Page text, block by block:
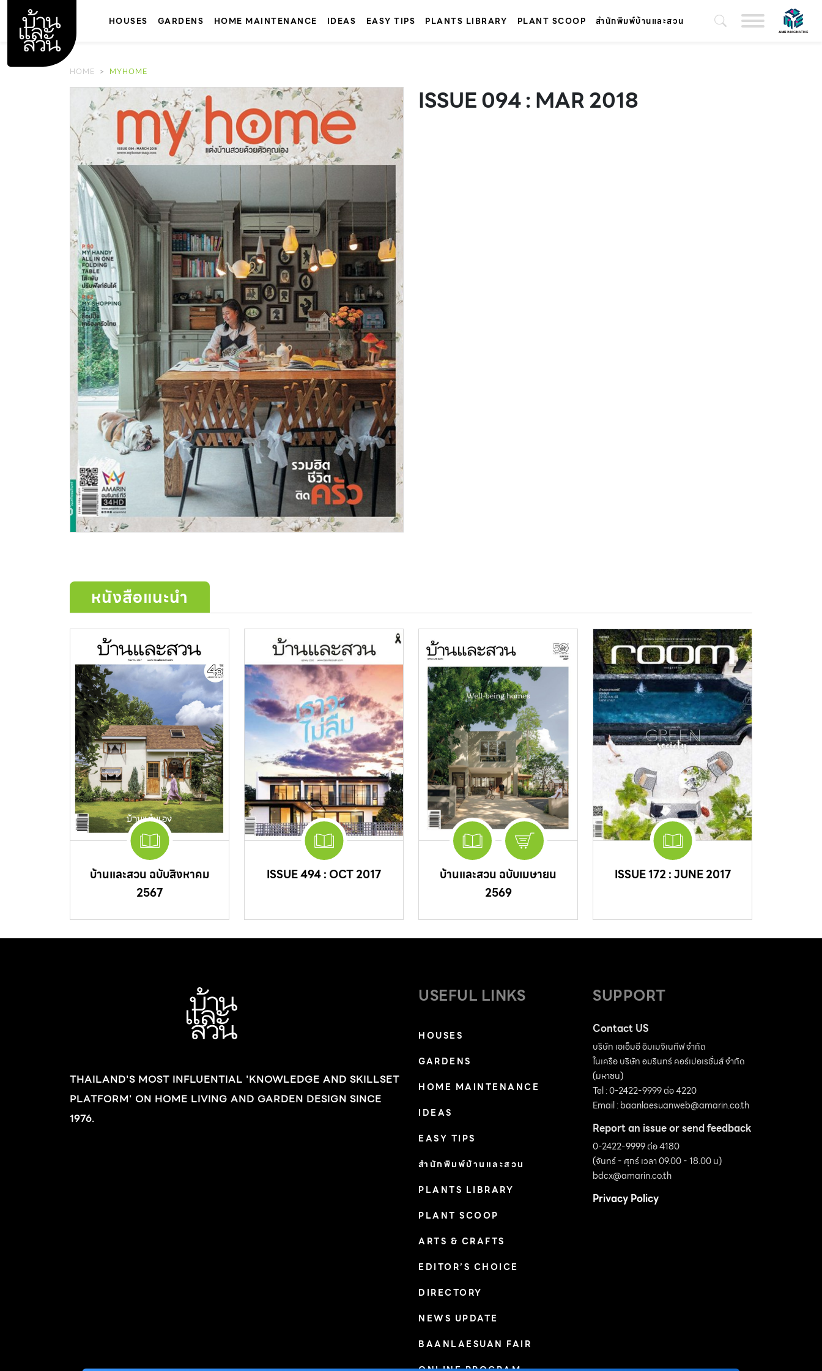
content
HOUSES GARDENS HOME MAINTENANCE IDEAS EASY TIPS PLANTS LIBRARY PLANT SCOOP สำนักพิมพ์บ้านและสวน
HOME MYHOME
ISSUE 094 : MAR 2018
หนังสือแนะนำ
บ้านและสวน ฉบับสิงหาคม
2567
ISSUE 494 : OCT 2017
บ้านและสวน ฉบับเมษายน
2569
ISSUE 172 : JUNE 2017
THAILAND'S MOST INFLUENTIAL 'KNOWLEDGE AND SKILLSET
PLATFORM' ON HOME LIVING AND GARDEN DESIGN SINCE
1976.
USEFUL LINKS
HOUSES
GARDENS
HOME MAINTENANCE
IDEAS
EASY TIPS
สำนักพิมพ์บ้านและสวน
PLANTS LIBRARY
PLANT SCOOP
ARTS & CRAFTS
EDITOR’S CHOICE
DIRECTORY
NEWS UPDATE
BAANLAESUAN FAIR
SUPPORT
Contact US
บริษัท เอเอ็มอี อิมเมจิเนทีฟ จำกัด
ในเครือ บริษัท อมรินทร์ คอร์เปอเรชั่นส์ จำกัด
(มหาชน)
Tel : 0-2422-9999 ต่อ 4220
Email :baanlaesuanweb@amarin.co.th
Report an issue or send feedback
0-2422-9999 ต่อ 4180
(จันทร์ - ศุกร์ เวลา 09.00 - 18.00 น)
bdcx@amarin.co.th
Privacy Policy